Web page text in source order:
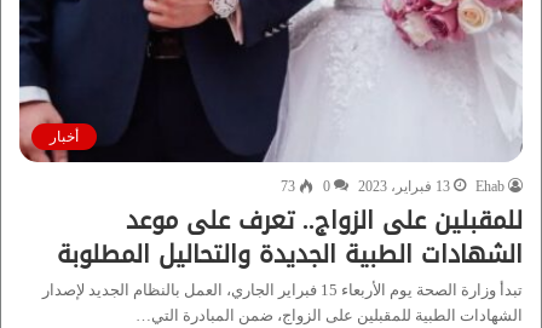
أخبار
Ehab 13 فبراير، 2023 0
73
للمقبلين على الزواج.. تعرف على موعد
الشهادات الطبية الجديدة والتحاليل المطلوبة
تبدأ وزارة الصحة يوم الأربعاء 15 فبراير الجاري، العمل بالنظام الجديد لإصدار
الشهادات الطبية للمقبلين على الزواج، ضمن المبادرة التي…